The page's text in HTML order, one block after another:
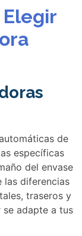
de
específicas
del envase
diferencias
traseros y
adapte a tus